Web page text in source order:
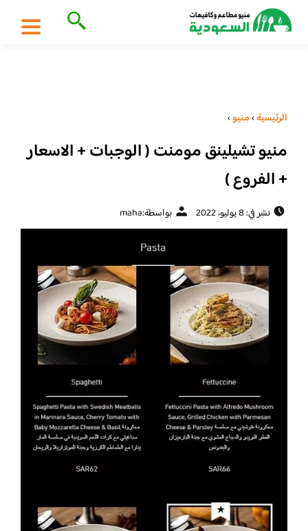
الرئيسية›منيو›
منيو تشيلينق مومنت ( الوجبات + الاسعار
+ الفروع )
نشر في: 8 يوليو، 2022 بواسطة:maha